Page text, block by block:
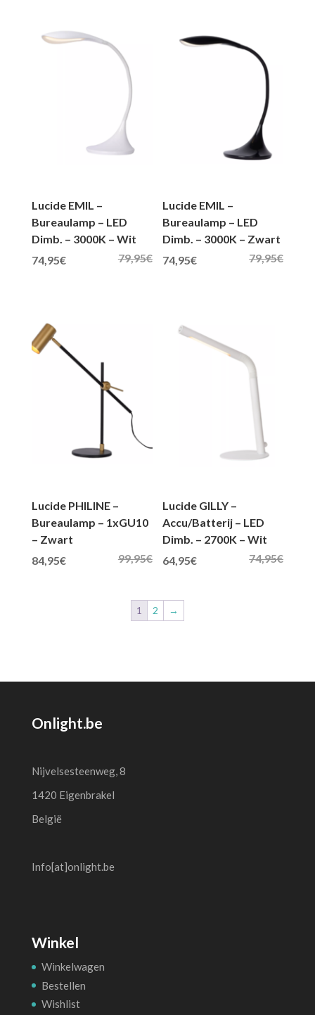
Lucide EMIL –
Bureaulamp – LED
Dimb. – 3000K – Wit
79,95€
Oorspronkelijke prijs was: 79,95€.
74,95€Huidige prijs is: 74,95€.
Lucide EMIL –
Bureaulamp – LED
Dimb. – 3000K – Zwart
79,95€
Oorspronkelijke prijs was: 79,95€.
74,95€Huidige prijs is: 74,95€.
Lucide PHILINE –
Bureaulamp – 1xGU10
– Zwart
99,95€
Oorspronkelijke prijs was: 99,95€.
84,95€Huidige prijs is: 84,95€.
Lucide GILLY –
Accu/Batterij – LED
Dimb. – 2700K – Wit
74,95€
Oorspronkelijke prijs was: 74,95€.
64,95€Huidige prijs is: 64,95€.
1 2 →
Onlight.be
Nijvelsesteenweg, 8
1420 Eigenbrakel
België
Info[at]onlight.be
Winkel
Winkelwagen
Bestellen
Wishlist